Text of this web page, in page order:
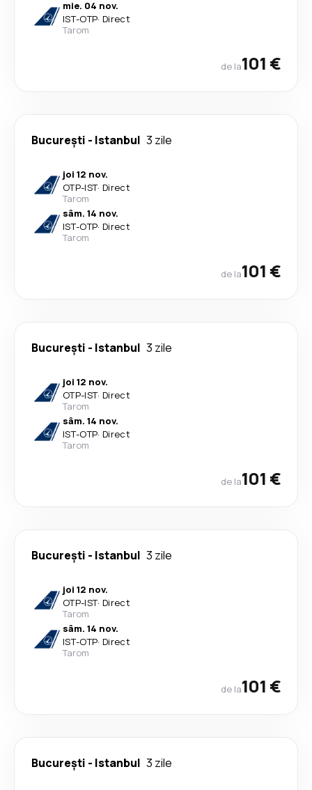
mie. 04 nov.
IST-OTP· Direct
Tarom
de la101 €
București - Istanbul 3 zile
joi 12 nov.
OTP-IST· Direct
Tarom
sâm. 14 nov.
IST-OTP· Direct
Tarom
de la101 €
București - Istanbul 3 zile
joi 12 nov.
OTP-IST· Direct
Tarom
sâm. 14 nov.
IST-OTP· Direct
Tarom
de la101 €
București - Istanbul 3 zile
joi 12 nov.
OTP-IST· Direct
Tarom
sâm. 14 nov.
IST-OTP· Direct
Tarom
de la101 €
București - Istanbul 3 zile